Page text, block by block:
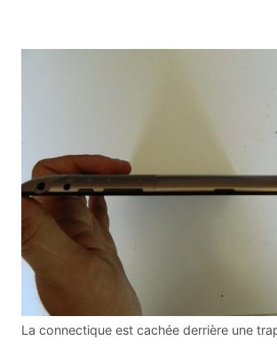
La connectique est cachée derrière une